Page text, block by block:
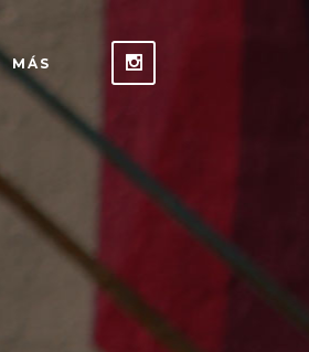
MÁS